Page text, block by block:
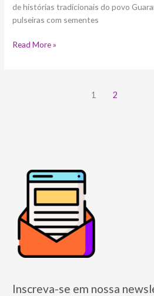
de histórias tradicionais do povo
pulseiras com sementes
Read More »
1 2
Inscreva-se em nossa